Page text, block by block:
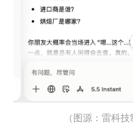
（图源：雷科